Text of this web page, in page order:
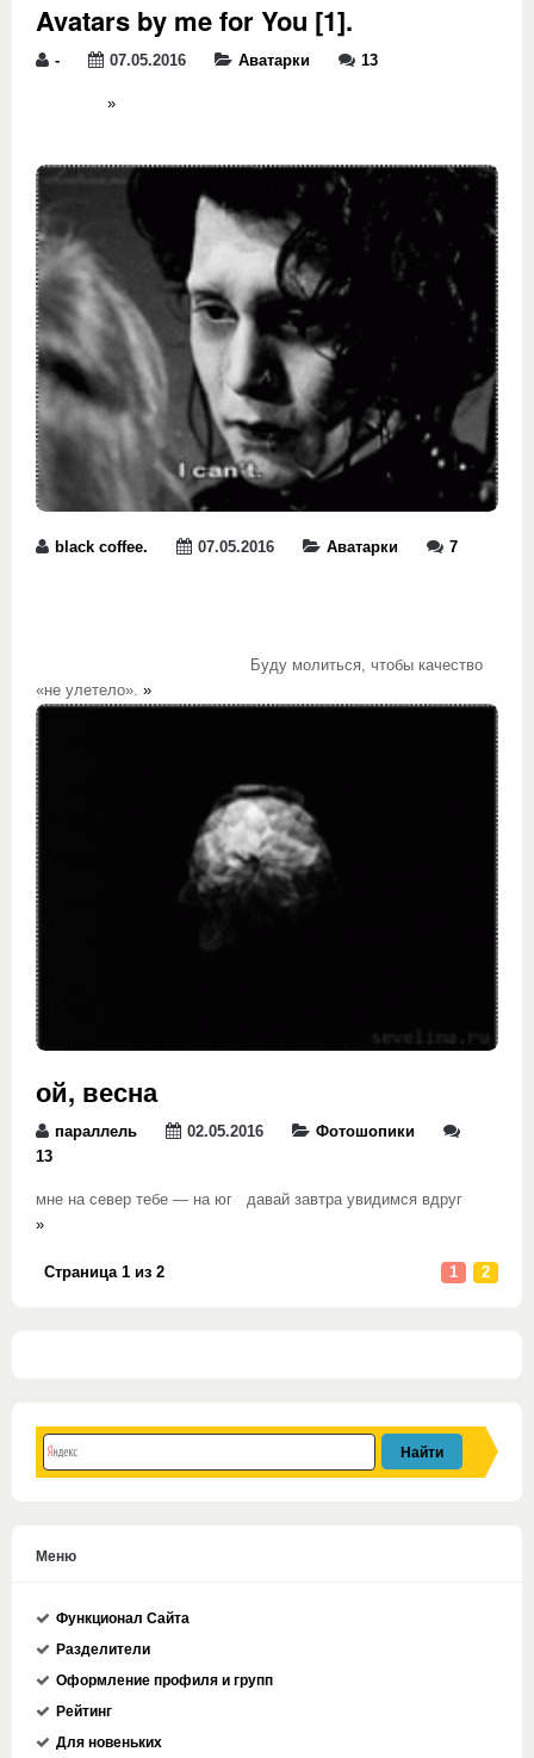
Avatars by me for You [1].
- 07.05.2016 Аватарки 13
»
black coffee. 07.05.2016 Аватарки 7
Буду молиться, чтобы качество
«не улетело». »
ой, весна
параллель 02.05.2016
Фотошопики
13
мне на север тебе — на юг давай завтра увидимся вдруг
»
Страница 1 из 2 1 2
Меню
Функционал Сайта
Разделители
Оформление профиля и групп
Рейтинг
Для новеньких